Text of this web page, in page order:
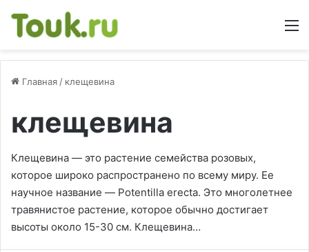
Главная / клещевина
клещевина
Клещевина — это растение семейства розовых,
которое широко распространено по всему миру. Ее
научное название — Potentilla erecta. Это многолетнее
травянистое растение, которое обычно достигает
высоты около 15-30 см. Клещевина…